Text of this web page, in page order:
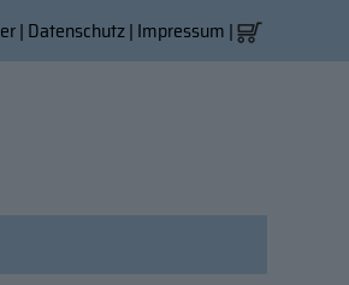
| Datenschutz| Impressum |